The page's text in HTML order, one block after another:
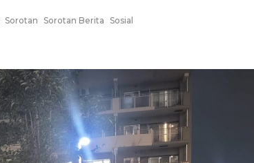
Sorotan Sorotan Berita Sosial